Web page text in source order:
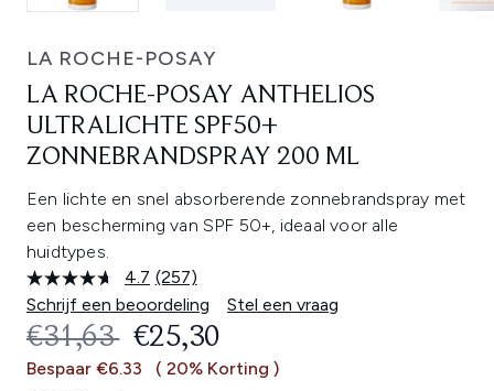
LA ROCHE-POSAY
LA ROCHE-POSAY ANTHELIOS
ULTRALICHTE SPF50+
ZONNEBRANDSPRAY 200 ML
Een lichte en snel absorberende zonnebrandspray met
een bescherming van SPF 50+, ideaal voor alle
huidtypes.
4.7 Lees
257
beoordelingen.
Dezelfde
paginalink.
(257)
Schrijf een beoordeling
Stel een vraag
RECOMMENDED RETAIL PRICE:
€31,63 HUIDIGE PRIJS:
€25,30
Bespaar €6.33 ( 20% Korting )